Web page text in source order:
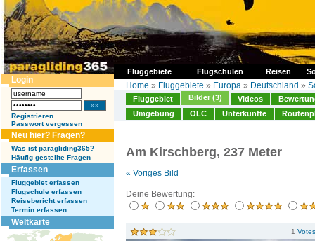
Fluggebiete Flugschulen Reisen
Login
Registrieren
Passwort vergessen
Neu hier? Fragen?
Was ist paragliding365?
Häufig gestellte Fragen
Erfassen
Fluggebiet erfassen
Flugschule erfassen
Reisebericht erfassen
Termin erfassen
Weltkarte
Home » Fluggebiete » Europa » Deutschland »
Fluggebiet Bilder (3) Videos
Umgebung
OLC Unterkünfte
Am Kirschberg, 237 Meter
« Voriges Bild
Deine Bewertung:
1 Votes